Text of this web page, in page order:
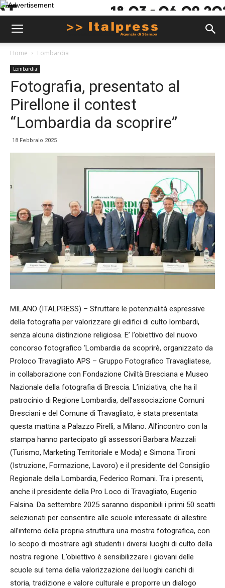
Home Lombardia
Lombardia
Fotografia, presentato al
Pirellone il contest
“Lombardia da scoprire”
18 Febbraio 2025
MILANO (ITALPRESS) – Sfruttare le potenzialità espressive
della fotografia per valorizzare gli edifici di culto lombardi,
senza alcuna distinzione religiosa. E’ l’obiettivo del nuovo
concorso fotografico ‘Lombardia da scoprirè, organizzato da
Proloco Travagliato APS – Gruppo Fotografico Travagliatese,
in collaborazione con Fondazione Civiltà Bresciana e Museo
Nazionale della fotografia di Brescia. L’iniziativa, che ha il
patrocinio di Regione Lombardia, dell’associazione Comuni
Bresciani e del Comune di Travagliato, è stata presentata
questa mattina a Palazzo Pirelli, a Milano. All’incontro con la
stampa hanno partecipato gli assessori Barbara Mazzali
(Turismo, Marketing Territoriale e Moda) e Simona Tironi
(Istruzione, Formazione, Lavoro) e il presidente del Consiglio
Regionale della Lombardia, Federico Romani. Tra i presenti,
anche il presidente della Pro Loco di Travagliato, Eugenio
Falsina. Da settembre 2025 saranno disponibili i primi 50 scatti
selezionati per consentire alle scuole interessate di allestire
all’interno della propria struttura una mostra fotografica, con
lo scopo di mostrare agli studenti i diversi luoghi di culto della
nostra regione. L’obiettivo è sensibilizzare i giovani delle
scuole sul tema della valorizzazione dei luoghi carichi di
storia, tradizione e valore culturale e proporre un dialogo